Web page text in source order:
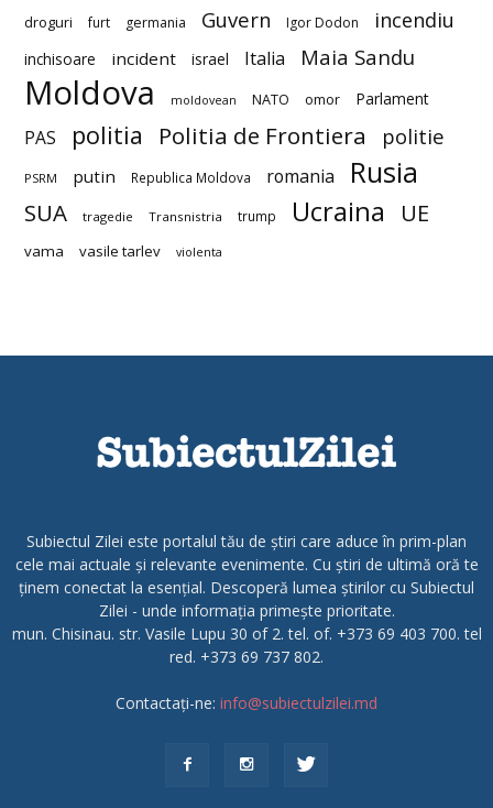
droguri furt germania Guvern Igor Dodon incendiu
inchisoare incident israel Italia Maia Sandu
Moldova moldovean NATO omor Parlament
PAS politia Politia de Frontiera politie
PSRM putin Republica Moldova romania Rusia
SUA tragedie Transnistria trump Ucraina UE
vama vasile tarlev violenta
Subiectul Zilei este portalul tău de știri care aduce în prim-plan
cele mai actuale și relevante evenimente. Cu știri de ultimă oră te
ținem conectat la esențial. Descoperă lumea știrilor cu Subiectul
Zilei - unde informația primește prioritate.
mun. Chisinau. str. Vasile Lupu 30 of 2. tel. of. +373 69 403 700. tel
red. +373 69 737 802.
Contactați-ne: info@subiectulzilei.md